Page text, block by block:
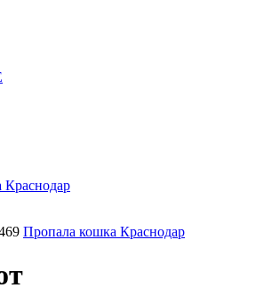
Краснодар
Пропала кошка Краснодар